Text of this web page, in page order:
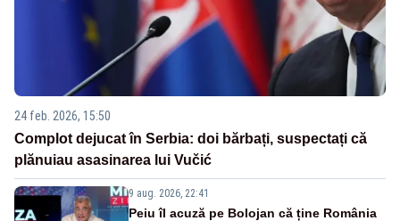
24 feb. 2026, 15:50
Complot dejucat în Serbia: doi bărbați, suspectați că
plănuiau asasinarea lui Vučić
9 aug. 2026, 22:41
Peiu îl acuză pe Bolojan că ține România